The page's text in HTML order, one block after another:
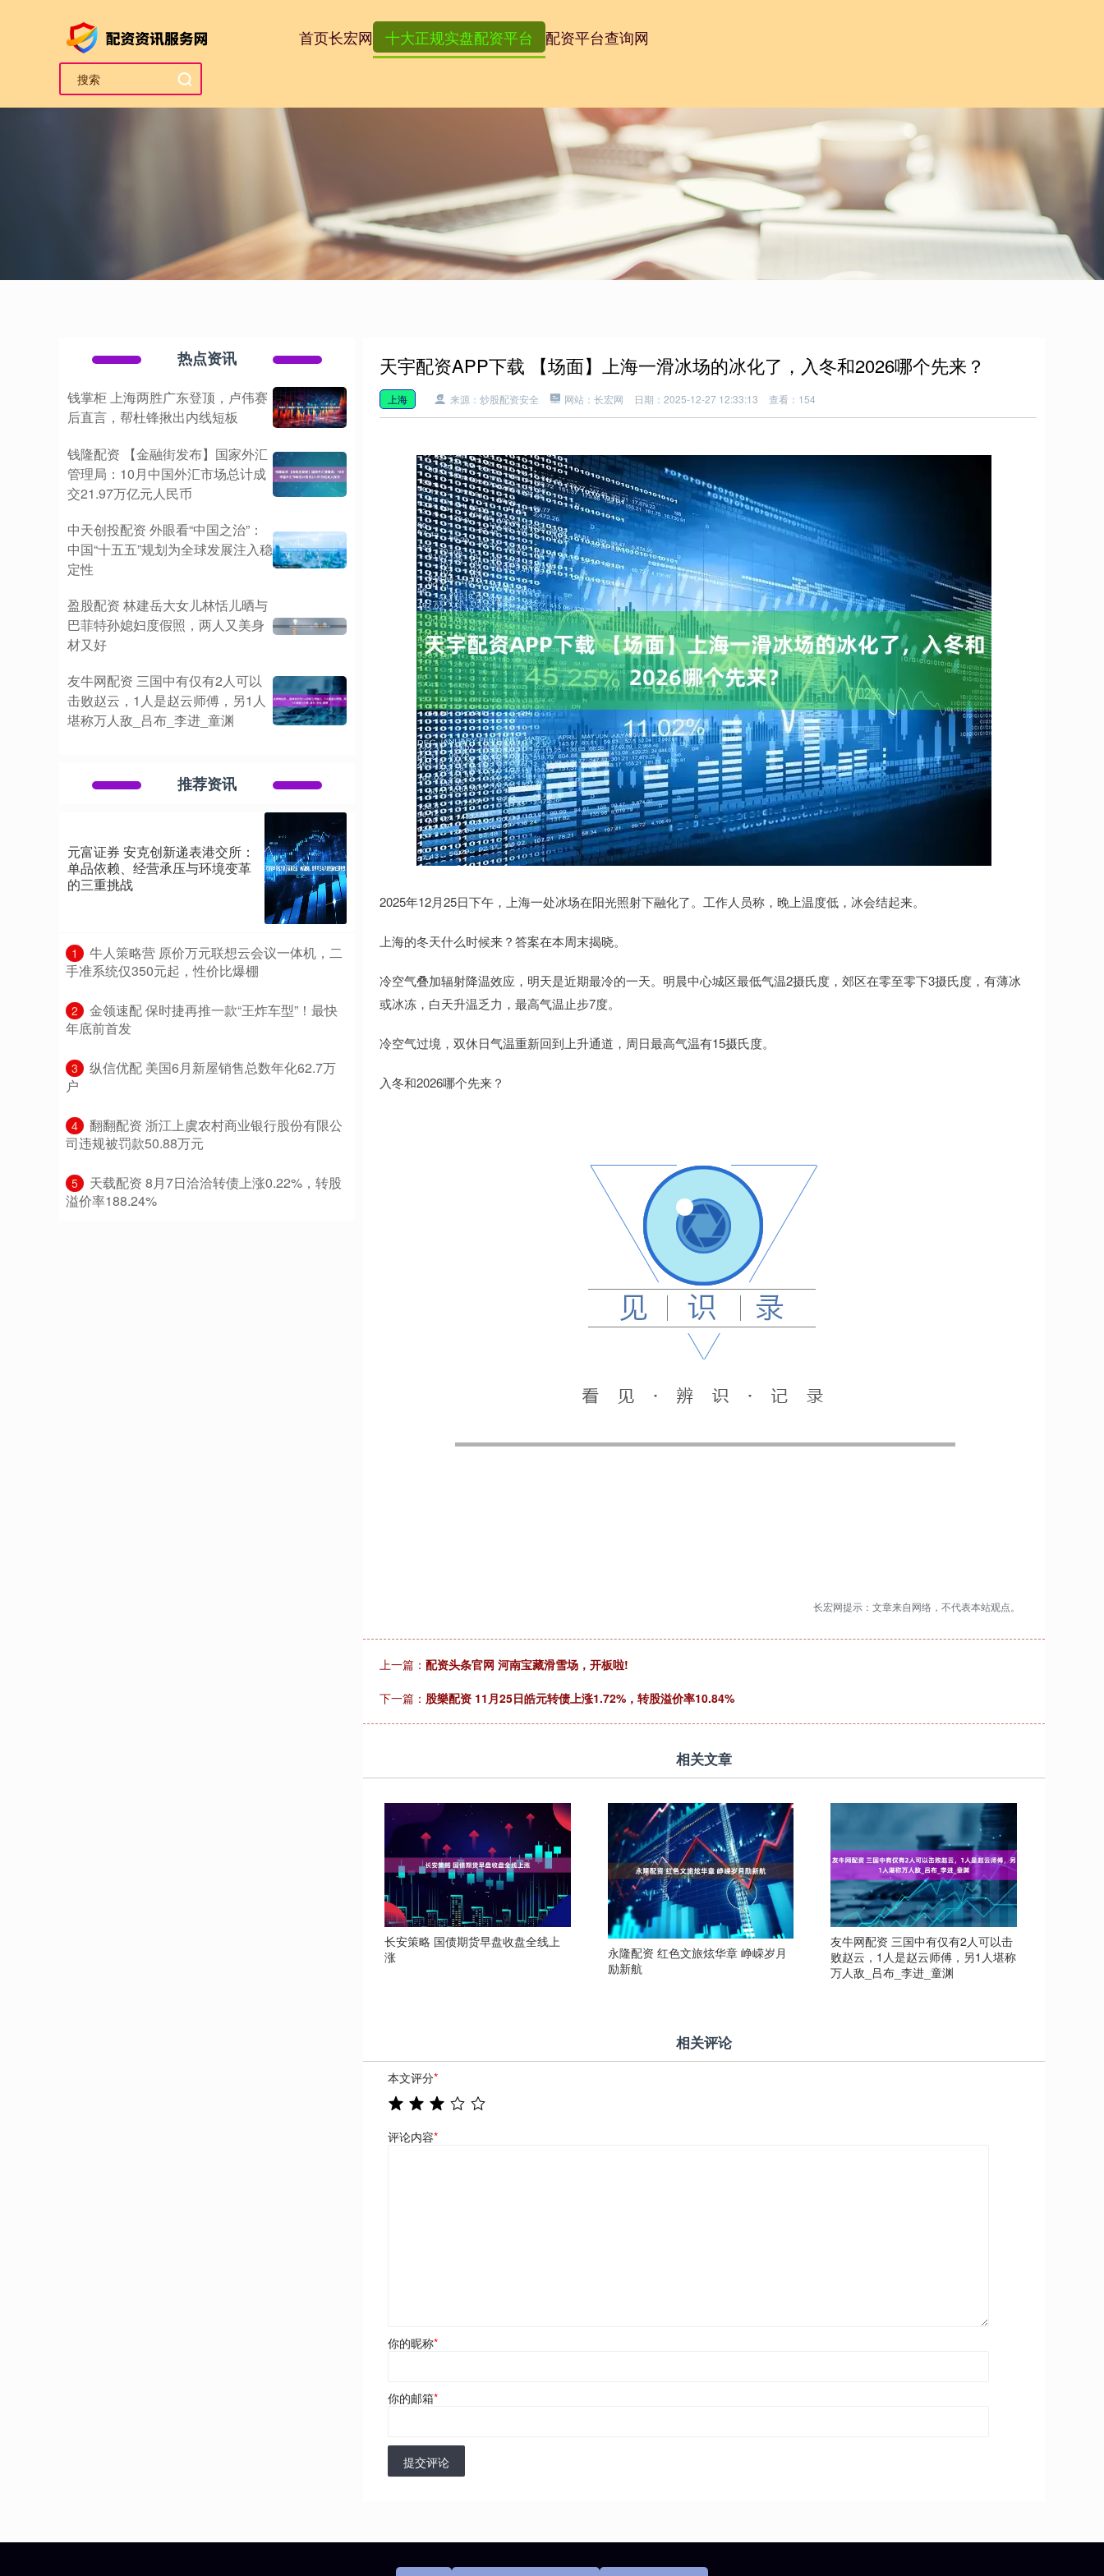
首页长宏网 十大正规实盘配资平台 配资平台查询网
天宇配资APP下载 【场面】上海一滑冰场的冰化了，入冬和2026哪个先来？
上海 来源：炒股配资安全 网站：长宏网 日期：2025-12-27 12:33:13 查看：154
2025年12月25日下午，上海一处冰场在阳光照射下融化了。工作人员称，晚上温度低，冰会结起来。
上海的冬天什么时候来？答案在本周末揭晓。
冷空气叠加辐射降温效应，明天是近期最冷的一天。明晨中心城区最低气温2摄氏度，郊区在零至零下3摄氏度，有薄冰
或冰冻，白天升温乏力，最高气温止步7度。
冷空气过境，双休日气温重新回到上升通道，周日最高气温有15摄氏度。
入冬和2026哪个先来？
长宏网提示：文章来自网络，不代表本站观点。
上一篇： 配资头条官网 河南宝藏滑雪场，开板啦!
下一篇： 股樂配资 11月25日皓元转债上涨1.72%，转股溢价率10.84%
相关文章
长安策略 国债期货早盘收盘全线上
涨
永隆配资 红色文旅炫华章 峥嵘岁月
励新航
友牛网配资 三国中有仅有2人可以击
败赵云，1人是赵云师傅，另1人堪称
万人敌_吕布_李进_童渊
相关评论
本文评分*
评论内容*
你的昵称*
你的邮箱*
提交评论
热点资讯
钱掌柜 上海两胜广东登顶，卢伟赛
后直言，帮杜锋揪出内线短板
钱隆配资 【金融街发布】国家外汇
管理局：10月中国外汇市场总计成
交21.97万亿元人民币
中天创投配资 外眼看“中国之治”：
中国“十五五”规划为全球发展注入稳
定性
盈股配资 林建岳大女儿林恬儿晒与
巴菲特孙媳妇度假照，两人又美身
材又好
友牛网配资 三国中有仅有2人可以
击败赵云，1人是赵云师傅，另1人
堪称万人敌_吕布_李进_童渊
推荐资讯
元富证券 安克创新递表港交所：
单品依赖、经营承压与环境变革
的三重挑战
1
​牛人策略营 原价万元联想云会议一体机，二
手准系统仅350元起，性价比爆棚
2
​金领速配 保时捷再推一款“王炸车型”！最快
年底前首发
3
​纵信优配 美国6月新屋销售总数年化62.7万
户
4
​翻翻配资 浙江上虞农村商业银行股份有限公
司违规被罚款50.88万元
5
​天载配资 8月7日洽洽转债上涨0.22%，转股
溢价率188.24%